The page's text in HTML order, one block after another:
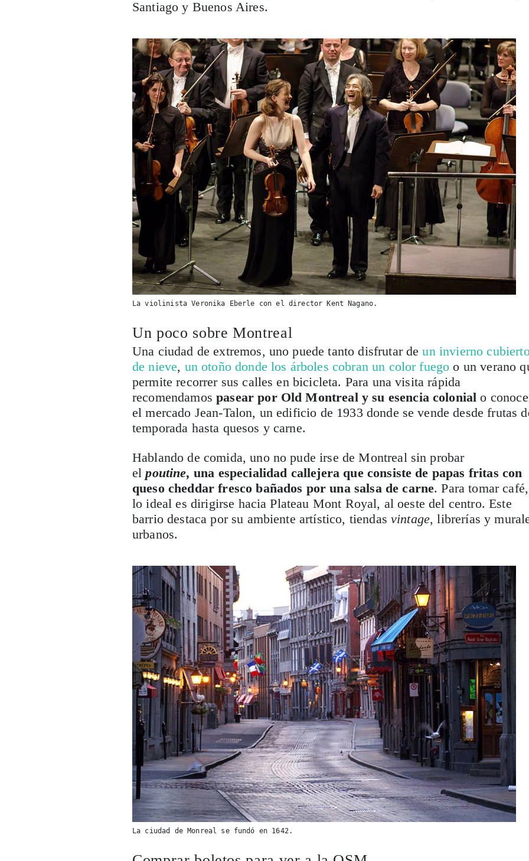
Santiago y Buenos Aires.
La violinista Veronika Eberle con el director Kent Nagano.
Un poco sobre Montreal
Una ciudad de extremos, uno puede tanto disfrutar deun invierno
de nieve, un otoño donde los árboles cobran un color fuego o un verano
permite recorrer sus calles en bicicleta. Para una visita rápida
recomendamospasear por Old Montreal y su esencia colonial o
el mercado Jean-Talon, un edificio de 1933 donde se vende desde frutas
temporada hasta quesos y carne.
Hablando de comida, uno no pude irse de Montreal sin probar
elpoutine, una especialidad callejera que consiste de papas fritas con
queso cheddar fresco bañados por una salsa de carne. Para tomar café,
lo ideal es dirigirse hacia Plateau Mont Royal, al oeste del centro. Este
barrio destaca por su ambiente artístico, tiendasvintage, librerías y
urbanos.
La ciudad de Monreal se fundó en 1642.